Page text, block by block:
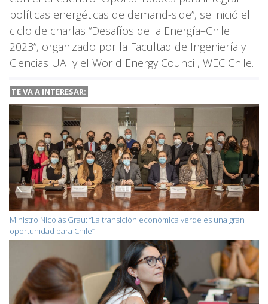
políticas energéticas de demand-side”, se inició el
ciclo de charlas “Desafíos de la Energía–Chile
2023”, organizado por la Facultad de Ingeniería y
Ciencias UAI y el World Energy Council, WEC Chile.
TE VA A INTERESAR:
Ministro Nicolás Grau: “La transición económica verde es una gran
oportunidad para Chile”